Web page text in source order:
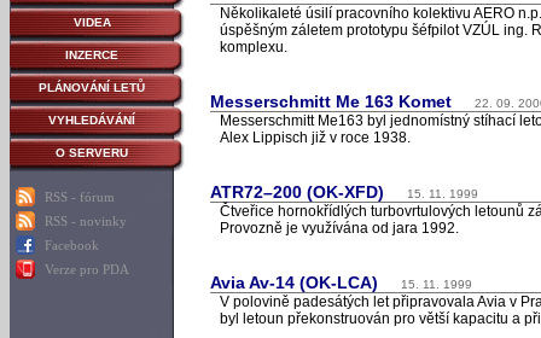
VIDEA
INZERCE
PLÁNOVÁNÍ LETŮ
VYHLEDÁVÁNÍ
O SERVERU
RSS - fórum
RSS - novinky
Facebook
Verze pro PDA
Několikaleté úsilí pracovního kolektivu AERO
úspěšným záletem prototypu šéfpilot VZÚL ing.
komplexu.
Messerschmitt Me 163 Komet 22. 09.
Messerschmitt Me163 byl jednomístný stíhací
Alex Lippisch již v roce 1938.
ATR72–200 (OK-XFD) 15. 11. 1999
Čtveřice hornokřídlých turbovrtulových letounů
Provozně je využívána od jara 1992.
Avia Av-14 (OK-LCA) 15. 11. 1999
V polovině padesátých let připravovala Avia v
byl letoun překonstruován pro větší kapacitu a